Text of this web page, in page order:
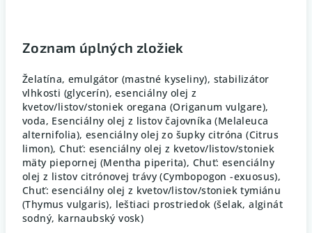
Zoznam úplných zložiek
Želatína, emulgátor (mastné kyseliny), stabilizátor
vlhkosti (glycerín), esenciálny olej z
kvetov/listov/stoniek oregana (Origanum vulgare),
voda, Esenciálny olej z listov čajovníka (Melaleuca
alternifolia), esenciálny olej zo šupky citróna (Citrus
limon), Chuť: esenciálny olej z kvetov/listov/stoniek
mäty piepornej (Mentha piperita), Chuť: esenciálny
olej z listov citrónovej trávy (Cymbopogon -exuosus),
Chuť: esenciálny olej z kvetov/listov/stoniek tymiánu
(Thymus vulgaris), leštiaci prostriedok (šelak, alginát
sodný, karnaubský vosk)